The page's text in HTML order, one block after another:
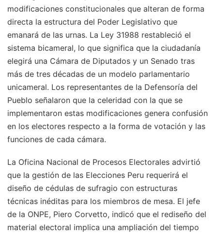
modificaciones constitucionales que alteran de forma
directa la estructura del Poder Legislativo que
emanará de las urnas. La Ley 31988 restableció el
sistema bicameral, lo que significa que la ciudadanía
elegirá una Cámara de Diputados y un Senado tras
más de tres décadas de un modelo parlamentario
unicameral. Los representantes de la Defensoría del
Pueblo señalaron que la celeridad con la que se
implementaron estas modificaciones genera confusión
en los electores respecto a la forma de votación y las
funciones de cada cámara.
La Oficina Nacional de Procesos Electorales advirtió
que la gestión de las Elecciones Peru requerirá el
diseño de cédulas de sufragio con estructuras
técnicas inéditas para los miembros de mesa. El jefe
de la ONPE, Piero Corvetto, indicó que el rediseño del
material electoral implica una ampliación del tiempo